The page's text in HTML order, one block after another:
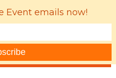
Event emails now!